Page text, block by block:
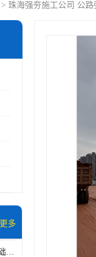
> 珠海强夯施工公司 公路
更多
黄山强夯公司 业峻强夯基础工程